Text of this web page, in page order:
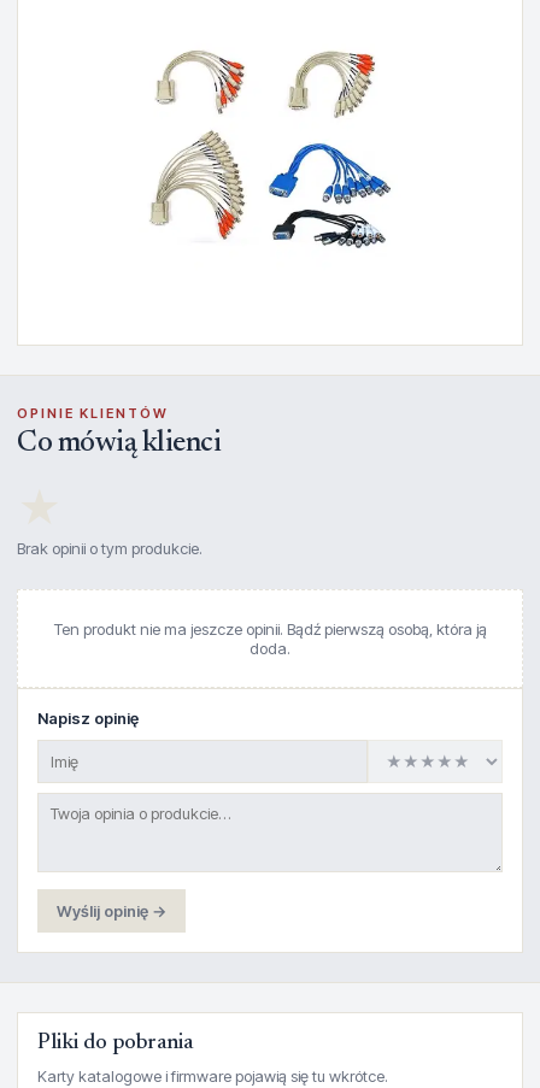
OPINIE KLIENTÓW
Co mówią klienci
Brak opinii o tym produkcie.
Ten produkt nie ma jeszcze opinii. Bądź pierwszą osobą, która ją
doda.
Napisz opinię
Wyślij opinię →
Pliki do pobrania
Karty katalogowe i firmware pojawią się tu wkrótce.